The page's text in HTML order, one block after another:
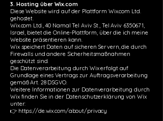
3. Hosting über Wix.com
Diese Website wird auf der Plattform Wix.com Ltd.
gehostet.
Wix.com Ltd., 40 Namal Tel Aviv St., Tel Aviv 6350671,
Israel, bietet die Online-Plattform, über die ich meine
Website präsentieren kann.
Wix speichert Daten auf sicheren Servern, die durch
Firewalls und andere Sicherheitsmaßnahmen
geschützt sind.
Die Datenverarbeitung durch Wix erfolgt auf
Grundlage eines Vertrags zur Auftragsverarbeitung
gemäß Art. 28 DSGVO.
Weitere Informationen zur Datenverarbeitung durch
Wix finden Sie in der Datenschutzerklärung von Wix
unter:
👉 https://de.wix.com/about/privacy